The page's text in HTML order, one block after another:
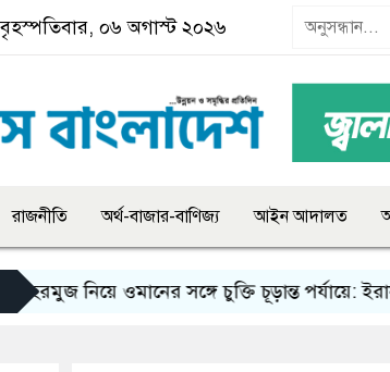
০৬ অগাস্ট ২০২৬
রাজনীতি অর্থ-বাজার-বাণিজ্য আইন আদালত
নিয়ে ওমানের সঙ্গে চুক্তি চূড়ান্ত পর্যায়ে: ইরান